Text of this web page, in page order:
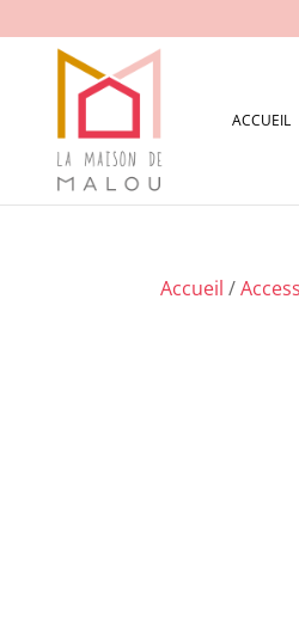
ACCUEIL
Accueil /